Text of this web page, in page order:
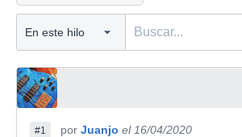
#1 por Juanjo el 16/04/2020